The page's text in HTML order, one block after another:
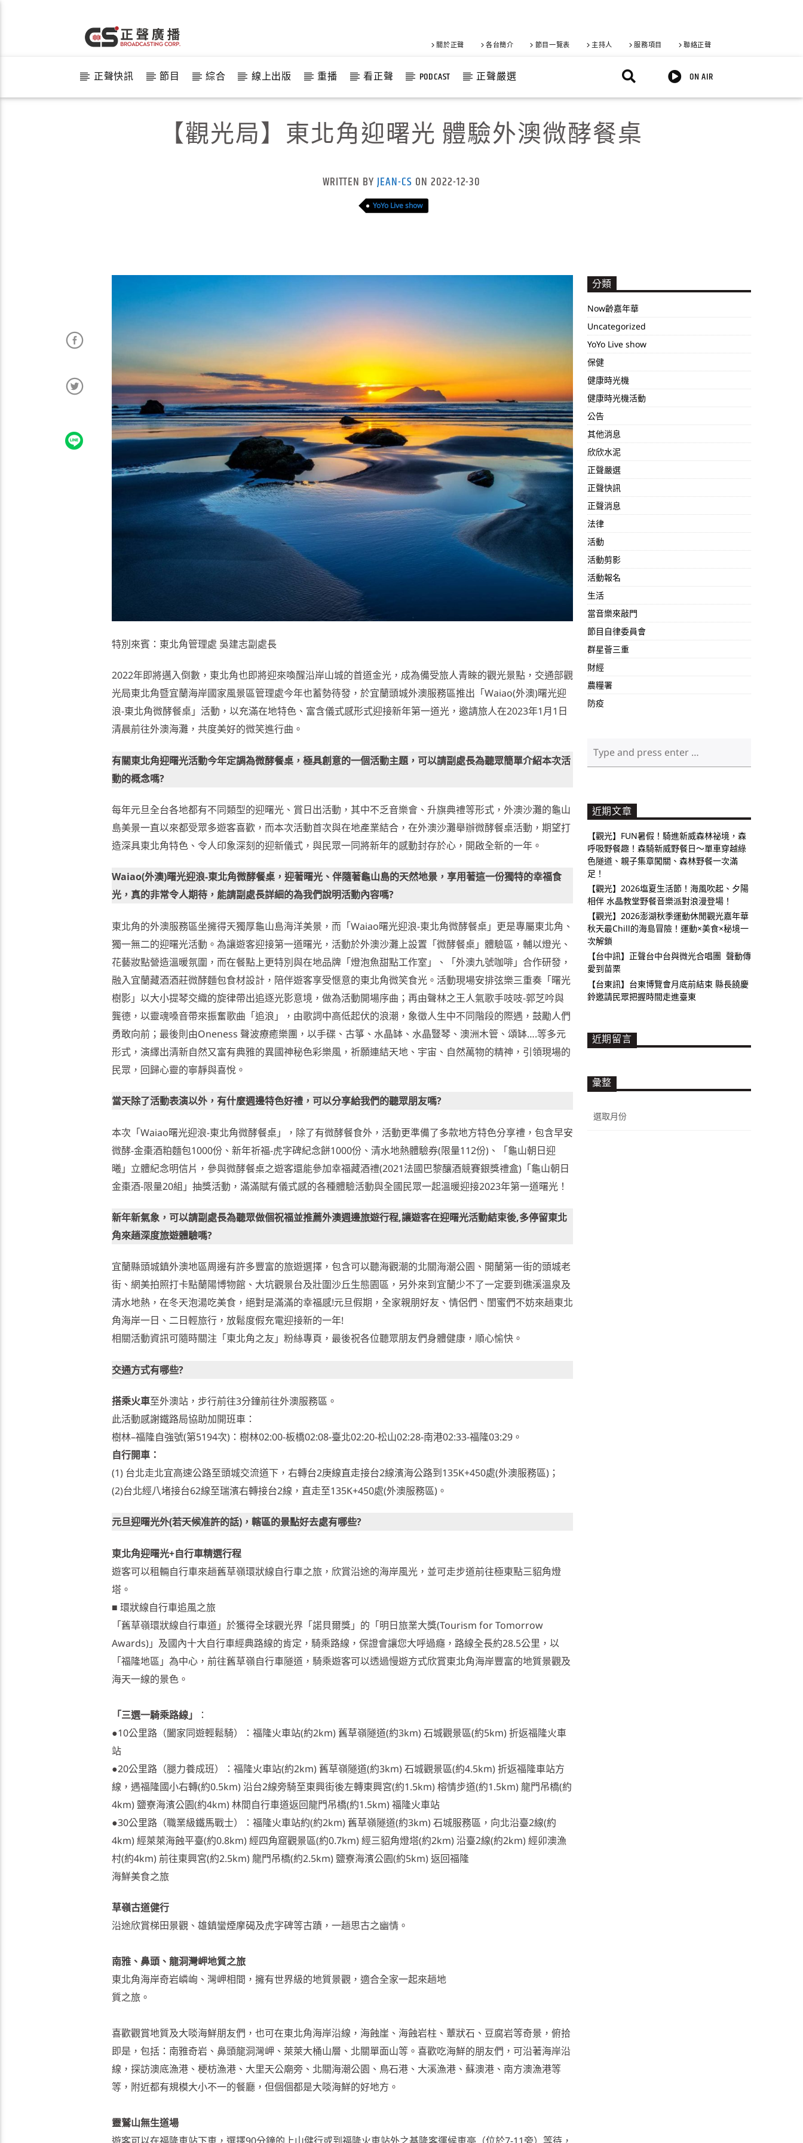
關於正聲 各台簡介 節目一覽表 主持人 服務項目 聯絡正聲
正聲快訊 節目 綜合 線上出版 重播 看正聲 PODCAST 正聲嚴選 ON AIR
【觀光局】東北角迎曙光 體驗外澳微酵餐桌
WRITTEN BYJEAN-CS ON 2022-12-30
YoYo Live show
特別來賓：東北角管理處 吳建志副處長
2022年即將邁入倒數，東北角也即將迎來喚醒沿岸山城的首道金光，成為備受旅人青睞的觀光景點，交通部觀
光局東北角暨宜蘭海岸國家風景區管理處今年也蓄勢待發，於宜蘭頭城外澳服務區推出「Waiao(外澳)曙光迎
浪-東北角微酵餐桌」活動，以充滿在地特色、富含儀式感形式迎接新年第一道光，邀請旅人在2023年1月1日
清晨前往外澳海灘，共度美好的微笑進行曲。
有關東北角迎曙光活動今年定調為微酵餐桌，極具創意的一個活動主題，可以請副處長為聽眾簡單介紹本次活
動的概念嗎?
每年元旦全台各地都有不同類型的迎曙光、賞日出活動，其中不乏音樂會、升旗典禮等形式，外澳沙灘的龜山
島美景一直以來都受眾多遊客喜歡，而本次活動首次與在地產業結合，在外澳沙灘舉辦微酵餐桌活動，期望打
造深具東北角特色、令人印象深刻的迎新儀式，與民眾一同將新年的感動封存於心，開啟全新的一年。
Waiao(外澳)曙光迎浪-東北角微酵餐桌，迎著曙光、伴隨著龜山島的天然地景，享用著這一份獨特的幸福食
光，真的非常令人期待，能請副處長詳細的為我們說明活動內容嗎?
東北角的外澳服務區坐擁得天獨厚龜山島海洋美景，而「Waiao曙光迎浪-東北角微酵餐桌」更是專屬東北角、
獨一無二的迎曙光活動。為讓遊客迎接第一道曙光，活動於外澳沙灘上設置「微酵餐桌」體驗區，輔以燈光、
花藝妝點營造溫暖氛圍，而在餐點上更特別與在地品牌「燈泡魚甜點工作室」、「外澳九號咖啡」合作研發，
融入宜蘭藏酒酒莊微酵麵包食材設計，陪伴遊客享受愜意的東北角微笑食光。活動現場安排弦樂三重奏「曙光
樹影」以大小提琴交織的旋律帶出追逐光影意境，做為活動開場序曲；再由聲林之王人氣歌手吱吱-郭芝吟與
龔德，以靈魂嗓音帶來振奮歌曲「追浪」，由歌詞中高低起伏的浪潮，象徵人生中不同階段的際遇，鼓勵人們
勇敢向前；最後則由Oneness 聲波療癒樂團，以手碟、古箏、水晶缽、水晶豎琴、澳洲木管、頌缽….等多元
形式，演繹出清新自然又富有典雅的異國神秘色彩樂風，祈願連結天地、宇宙、自然萬物的精神，引領現場的
民眾，回歸心靈的寧靜與喜悅。
當天除了活動表演以外，有什麼週邊特色好禮，可以分享給我們的聽眾朋友嗎?
本次「Waiao曙光迎浪-東北角微酵餐桌」，除了有微酵餐食外，活動更準備了多款地方特色分享禮，包含早安
微酵-金棗酒粕麵包1000份、新年祈福-虎字碑紀念餅1000份、清水地熱體驗券(限量112份)、「龜山朝日迎
曦」立體紀念明信片，參與微酵餐桌之遊客還能參加幸福藏酒禮(2021法國巴黎釀酒競賽銀獎禮盒)「龜山朝日
金棗酒-限量20組」抽獎活動，滿滿賦有儀式感的各種體驗活動與全國民眾一起溫暖迎接2023年第一道曙光！
新年新氣象，可以請副處長為聽眾做個祝福並推薦外澳週邊旅遊行程,讓遊客在迎曙光活動結束後,多停留東北
角來趟深度旅遊體驗嗎?
宜蘭縣頭城鎮外澳地區周邊有許多豐富的旅遊選擇，包含可以聽海觀潮的北關海潮公園、開蘭第一街的頭城老
街、網美拍照打卡點蘭陽博物館、大坑觀景台及壯圍沙丘生態園區，另外來到宜蘭少不了一定要到礁溪溫泉及
清水地熱，在冬天泡湯吃美食，絕對是滿滿的幸福感!元旦假期，全家親朋好友、情侶們、閨蜜們不妨來趟東北
角海岸一日、二日輕旅行，放鬆度假充電迎接新的一年!
相關活動資訊可隨時關注「東北角之友」粉絲專頁，最後祝各位聽眾朋友們身體健康，順心愉快。
交通方式有哪些?
搭乘火車至外澳站，步行前往3分鐘前往外澳服務區。
此活動感謝鐵路局協助加開班車：
樹林–福隆自強號(第5194次)：樹林02:00-板橋02:08-臺北02:20-松山02:28-南港02:33-福隆03:29。
自行開車：
(1) 台北走北宜高速公路至頭城交流道下，右轉台2庚線直走接台2線濱海公路到135K+450處(外澳服務區)；
(2)台北經八堵接台62線至瑞濱右轉接台2線，直走至135K+450處(外澳服務區)。
元旦迎曙光外(若天候准許的話)，轄區的景點好去處有哪些?
東北角迎曙光+自行車精選行程
遊客可以租輛自行車來趟舊草嶺環狀線自行車之旅，欣賞沿途的海岸風光，並可走步道前往極東點三貂角燈
塔。
■ 環狀線自行車追風之旅
「舊草嶺環狀線自行車道」於獲得全球觀光界「諾貝爾獎」的「明日旅業大獎(Tourism for Tomorrow
Awards)」及國內十大自行車經典路線的肯定，騎乘路線，保證會讓您大呼過癮，路線全長約28.5公里，以
「福隆地區」為中心，前往舊草嶺自行車隧道，騎乘遊客可以透過慢遊方式欣賞東北角海岸豐富的地質景觀及
海天一線的景色。
「三選一騎乘路線」
：
●10公里路（闔家同遊輕鬆騎）：福隆火車站(約2km) 舊草嶺隧道(約3km) 石城觀景區(約5km) 折返福隆火車
站
●20公里路（腿力養成班）：福隆火車站(約2km) 舊草嶺隧道(約3km) 石城觀景區(約4.5km) 折返福隆車站方
線，遇福隆國小右轉(約0.5km) 沿台2線旁騎至東興街後左轉東興宮(約1.5km) 榕情步道(約1.5km) 龍門吊橋(約
4km) 鹽寮海濱公園(約4km) 林間自行車道返回龍門吊橋(約1.5km) 福隆火車站
●30公里路（職業級鐵馬戰士）：福隆火車站約(約2km) 舊草嶺隧道(約3km) 石城服務區，向北沿臺2線(約
4km) 經萊萊海蝕平臺(約0.8km) 經四角窟觀景區(約0.7km) 經三貂角燈塔(約2km) 沿臺2線(約2km) 經卯澳漁
村(約4km) 前往東興宮(約2.5km) 龍門吊橋(約2.5km) 鹽寮海濱公園(約5km) 返回福隆
海鮮美食之旅
草嶺古道健行
沿途欣賞梯田景觀、雄鎮蠻煙摩碣及虎字碑等古蹟，一趟思古之幽情。
南雅、鼻頭、龍洞灣岬地質之旅
東北角海岸奇岩嶙峋、灣岬相間，擁有世界級的地質景觀，適合全家一起來趟地
質之旅。
喜歡觀賞地質及大啖海鮮朋友們，也可在東北角海岸沿線，海蝕崖、海蝕岩柱、蕈狀石、豆腐岩等奇景，俯拾
即是，包括：南雅奇岩、鼻頭龍洞灣岬、萊萊大桶山層、北關單面山等。喜歡吃海鮮的朋友們，可沿著海岸沿
線，探訪澳底漁港、梗枋漁港、大里天公廟旁、北關海潮公園、鳥石港、大溪漁港、蘇澳港、南方澳漁港等
等，附近都有規模大小不一的餐廳，但個個都是大啖海鮮的好地方。
靈鷲山無生道場
分類
Now齡嘉年華
Uncategorized
YoYo Live show
保健
健康時光機
健康時光機活動
公告
其他消息
欣欣水泥
正聲嚴選
正聲快訊
正聲消息
法律
活動
活動剪影
活動報名
生活
當音樂來敲門
節目自律委員會
群星薈三重
財經
農糧署
防疫
近期文章
【觀光】FUN暑假！騎進新威森林祕境，森
呼吸野餐趣！森騎新威野餐日～單車穿越綠
色隧道、親子集章闖關、森林野餐一次滿
足！
【觀光】2026塩夏生活節！海風吹起、夕陽
相伴 水晶教堂野餐音樂派對浪漫登場！
【觀光】2026澎湖秋季運動休閒觀光嘉年華
秋天最Chill的海島冒險！運動×美食×秘境一
次解鎖
【台中訊】正聲台中台與微光合唱團 聲動傳
愛到苗栗
【台東訊】台東博覽會月底前結束 縣長饒慶
鈴邀請民眾把握時間走進臺東
近期留言
彙整
整